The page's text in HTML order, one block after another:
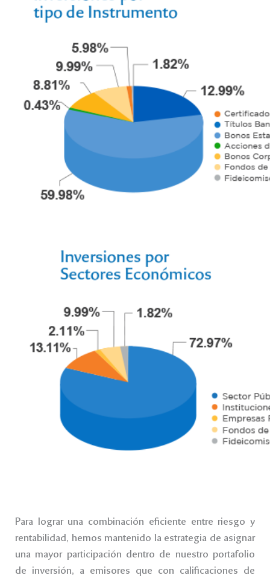
Para lograr una combinación eficiente entre riesgo y
rentabilidad, hemos mantenido la estrategia de asignar
una mayor participación dentro de nuestro portafolio
de inversión, a emisores que con calificaciones de